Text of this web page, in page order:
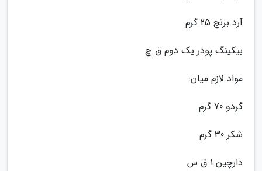
آرد برنج 25 گرم
بیکینگ پودر یک دوم ق چ
مواد لازم میان:
گردو 70 گرم
شکر 30 گرم
دارچین 1 ق س